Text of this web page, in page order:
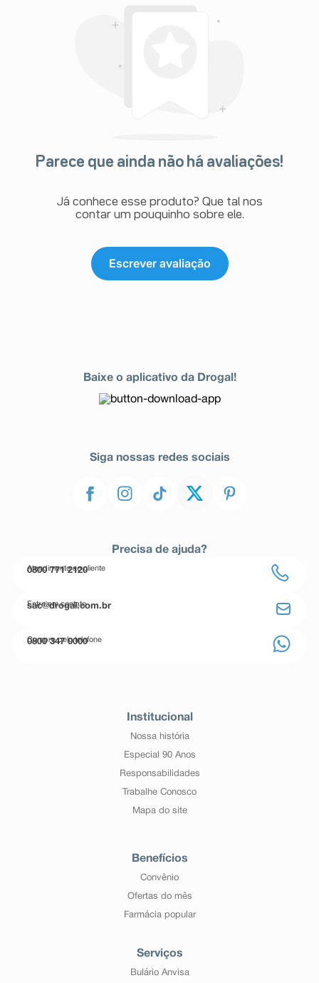
Parece que ainda não há avaliações!
Já conhece esse produto? Que tal nos
contar um pouquinho sobre ele.
Escrever avaliação
Baixe o aplicativo da Drogal!
Siga nossas redes sociais
Precisa de ajuda?
Atendimento ao cliente
0800 771 2120
Entre em contato
sac@drogal.com.br
Compre pelo telefone
0800 347 0000
Institucional
Nossa história
Especial 90 Anos
Responsabilidades
Trabalhe Conosco
Mapa do site
Benefícios
Convênio
Ofertas do mês
Farmácia popular
Serviços
Bulário Anvisa